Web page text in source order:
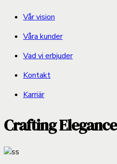
Vår vision
Våra kunder
Vad vi erbjuder
Kontakt
Karriär
Crafting Elegance